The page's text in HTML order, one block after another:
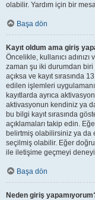
olabilir. Yardım için bir
Başa dön
Kayıt oldum ama giriş
Öncelikle, kullanıcı
zaman şu iki durumdan
açıksa ve kayıt sırasında
edilen işlemleri
kayıtlarda ayrıca
aktivasyonun kendiniz ya
bu bilgi kayıt sırasında
açıklamaları takip edin.
belirtmiş olabilirsiniz ya da
seçilmiş olabilir. Eğer
ile iletişime geçmeyi
Başa dön
Neden giriş